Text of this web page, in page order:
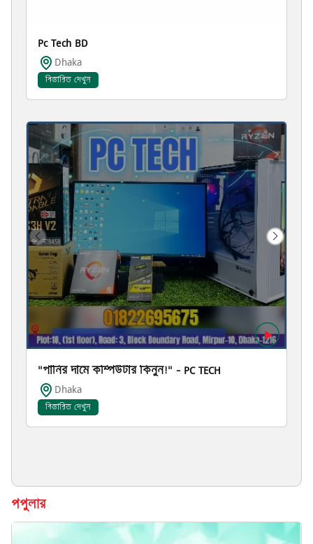
Pc Tech BD
Dhaka
বিস্তারিত দেখুন
"পানির দামে কম্পিউটার কিনুন!" – PC TECH
Dhaka
বিস্তারিত দেখুন
পপুলার